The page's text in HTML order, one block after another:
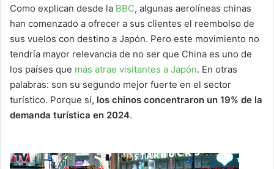
Como explican desde la BBC, algunas aerolíneas chinas
han comenzado a ofrecer a sus clientes el reembolso de
sus vuelos con destino a Japón. Pero este movimiento no
tendría mayor relevancia de no ser que China es uno de
los países que más atrae visitantes a Japón. En otras
palabras: son su segundo mejor fuerte en el sector
turístico. Porque sí, los chinos concentraron un 19% de la
demanda turística en 2024.